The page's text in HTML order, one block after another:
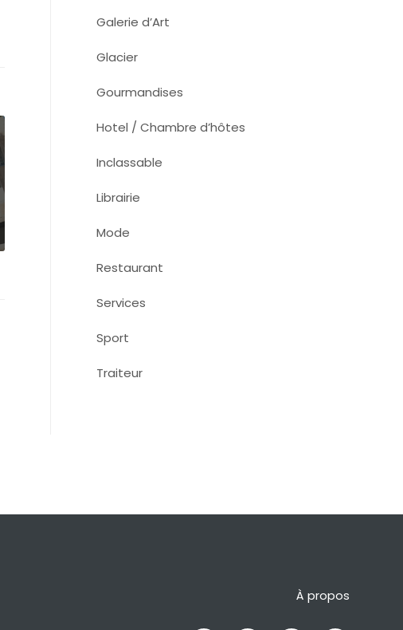
Galerie d’Art
Glacier
Gourmandises
Hotel / Chambre d’hôtes
Inclassable
Librairie
Mode
Restaurant
Services
Sport
Traiteur
À propos